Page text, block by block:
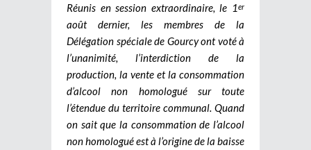
Réunis en session extraordinaire, le 1er
août dernier, les membres de la
Délégation spéciale de Gourcy ont voté à
l’unanimité, l’interdiction de la
production, la vente et la consommation
d’alcool non homologué sur toute
l’étendue du territoire communal. Quand
on sait que la consommation de l’alcool
non homologué est à l’origine de la baisse